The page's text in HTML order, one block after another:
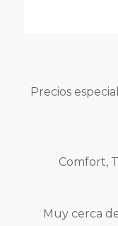
Precios
Comfort,
Muy cerca